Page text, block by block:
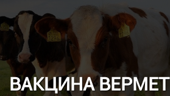
ВАКЦИНА ВЕРМЕТ